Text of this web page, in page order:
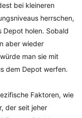
bei kleineren
herrschen,
Depot holen. Sobald
aber wieder
man sie mit
dem Depot werfen.
Faktoren, wie
der seit jeher